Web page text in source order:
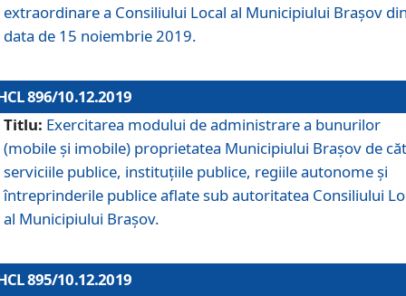
extraordinare a Consiliului Local al Municipiului Brașov
data de 15 noiembrie 2019.
896/10.12.2019
Titlu: Exercitarea modului de administrare a bunurilor
(mobile și imobile) proprietatea Municipiului Brașov de
serviciile publice, instituțiile publice, regiile autonome și
întreprinderile publice aflate sub autoritatea Consiliului
al Municipiului Brașov.
895/10.12.2019